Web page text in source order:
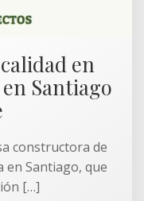
en
Santiago
constructora de
en Santiago, que
[…]